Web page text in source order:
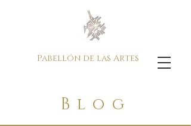
Pabellón de las Artes
Blog